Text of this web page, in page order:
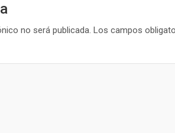
no será publicada. Los campos